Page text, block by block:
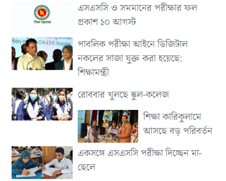
এসএসসি ও সমমানের পরীক্ষার ফল
প্রকাশ ১০ আগস্ট
পাবলিক পরীক্ষা আইনে ডিজিটাল
নকলের সাজা যুক্ত করা হয়েছে:
শিক্ষামন্ত্রী
রোববার খুলছে স্কুল-কলেজ
শিক্ষা কারিকুলামে
আসছে বড় পরিবর্তন
একসঙ্গে এসএসসি পরীক্ষা দিচ্ছেন মা-
ছেলে